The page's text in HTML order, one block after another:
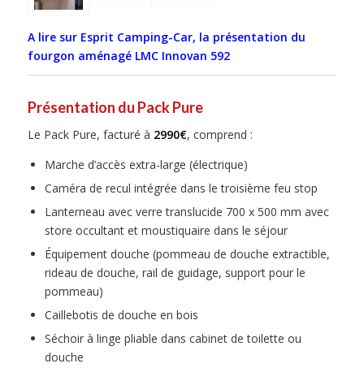
A lire sur Esprit Camping-Car, la présentation du
fourgon aménagé LMC Innovan 592
Présentation du Pack Pure
Le Pack Pure, facturé à 2990€, comprend :
Marche d’accès extra-large (électrique)
Caméra de recul intégrée dans le troisième feu stop
Lanterneau avec verre translucide 700 x 500 mm avec
store occultant et moustiquaire dans le séjour
Équipement douche (pommeau de douche extractible,
rideau de douche, rail de guidage, support pour le
pommeau)
Caillebotis de douche en bois
Séchoir à linge pliable dans cabinet de toilette ou
douche